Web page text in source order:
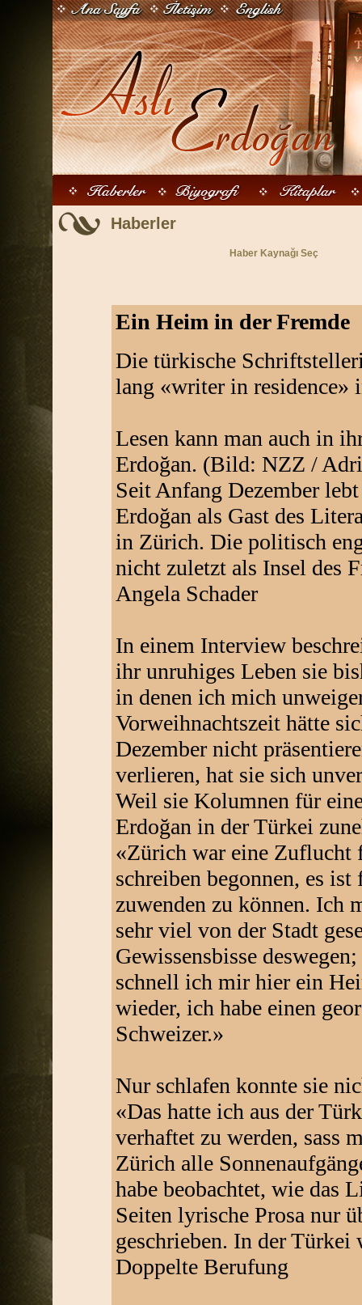
Haberler
Haber Kaynağı Seç
Ein Heim in der Fremde
Die türkische
lang «writer in residence»
Lesen kann man auch in
Erdoğan. (Bild: NZZ /
Seit Anfang Dezember
Erdoğan als Gast des
in Zürich. Die politisch
nicht zuletzt als Insel des
Angela Schader
In einem Interview
ihr unruhiges Leben sie
in denen ich mich
Vorweihnachtszeit hätte
Dezember nicht
verlieren, hat sie sich
Weil sie Kolumnen für
Erdoğan in der Türkei
«Zürich war eine Zuflucht
schreiben begonnen, es
zuwenden zu können. Ich
sehr viel von der Stadt
Gewissensbisse
schnell ich mir hier ein
wieder, ich habe einen
Schweizer.»
Nur schlafen konnte sie
«Das hatte ich aus der
verhaftet zu werden, sass
Zürich alle
habe beobachtet, wie das
Seiten lyrische Prosa nur
geschrieben. In der Türkei
Doppelte Berufung